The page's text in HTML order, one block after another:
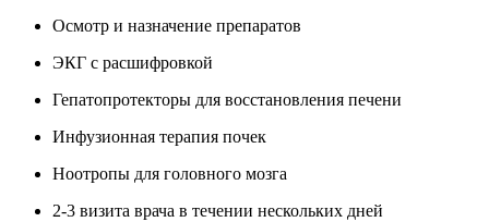
Осмотр и назначение препаратов
ЭКГ с расшифровкой
Гепатопротекторы для восстановления печени
Инфузионная терапия почек
Ноотропы для головного мозга
2-3 визита врача в течении нескольких дней